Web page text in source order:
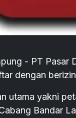
- PT Pasar
dengan
utama yakni
Bandar